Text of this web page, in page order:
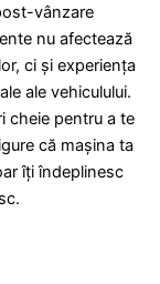
vânzare
nu afectează
ci și experiența
ale vehiculului.
cheie pentru a te
că mașina ta
îți îndeplinesc